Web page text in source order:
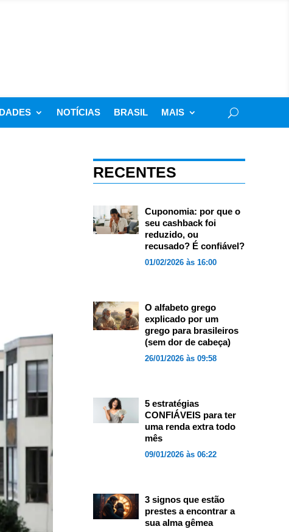
NOTÍCIAS BRASIL MAIS
RECENTES
Cuponomia: por que o
seu cashback foi
reduzido, ou
recusado? É confiável?
01/02/2026 às 16:00
O alfabeto grego
explicado por um
grego para brasileiros
(sem dor de cabeça)
26/01/2026 às 09:58
5 estratégias
CONFIÁVEIS para ter
uma renda extra todo
mês
09/01/2026 às 06:22
3 signos que estão
prestes a encontrar a
sua alma gêmea